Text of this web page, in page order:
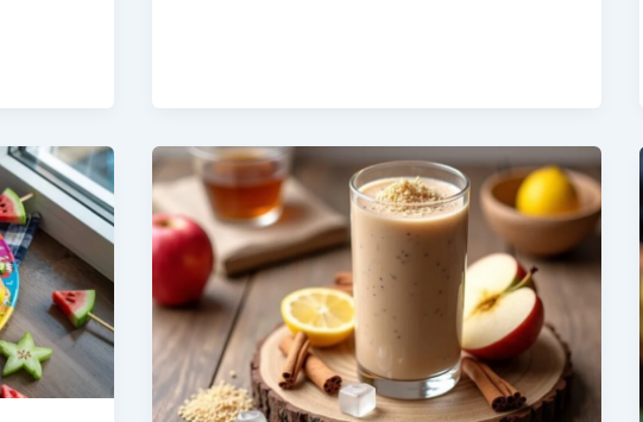
einfache
Rezepte
ohne
Zucker